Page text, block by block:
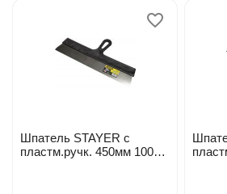
Шпатель STAYER с
пластм.ручк. 450мм 1008-